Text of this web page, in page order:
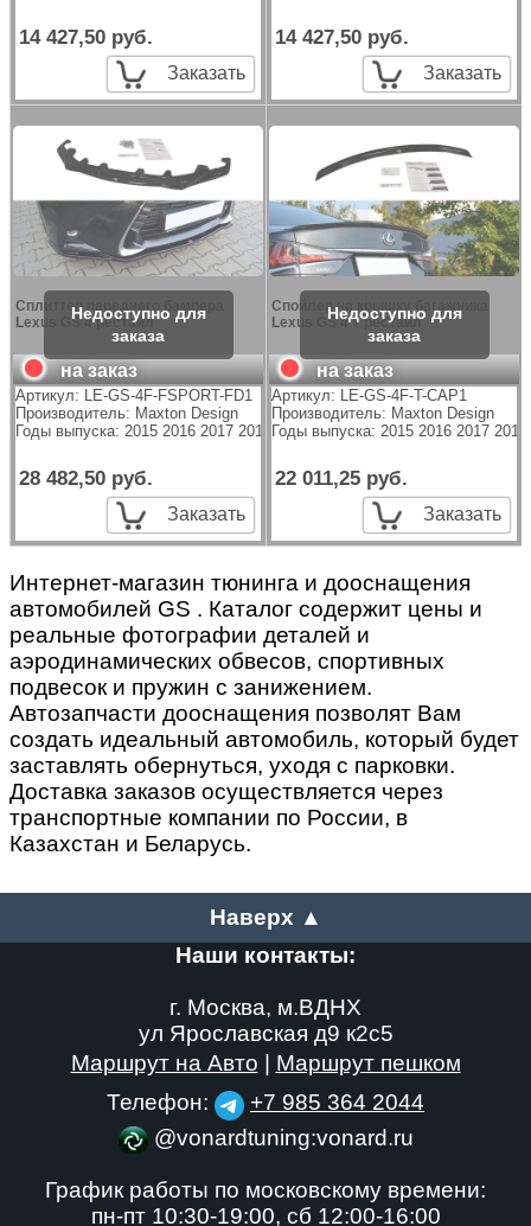
14 427,50 руб.
Заказать
14 427,50 руб.
Заказать
Сплиттер переднего бампера
Lexus GS 4 рестайл
на заказ
Артикул:
LE-GS-4F-FSPORT-FD1
Производитель: Maxton Design
Годы выпуска: 2015 2016 2017 2018 2019 2020
28 482,50 руб.
Заказать
Спойлер на крышку багажника
Lexus GS 4 Т рестайл
на заказ
Артикул:
LE-GS-4F-T-CAP1
Производитель: Maxton Design
Годы выпуска: 2015 2016 2017
22 011,25 руб.
Заказать
Интернет-магазин тюнинга и дооснащения
автомобилей GS . Каталог содержит цены и
реальные фотографии деталей и
аэродинамических обвесов, спортивных
подвесок и пружин с занижением.
Автозапчасти дооснащения позволят Вам
создать идеальный автомобиль, который будет
заставлять обернуться, уходя с парковки.
Доставка заказов осуществляется через
транспортные компании по России, в
Казахстан и Беларусь.
Наверх ▲
Наши контакты:
г. Москва, м.ВДНХ
ул Ярославская д9 к2с5
Маршрут на Авто | Маршрут пешком
Телефон:
+7 985 364 2044
@vonardtuning:vonard.ru
График работы по московскому времени:
пн-пт 10:30-19:00, сб 12:00-16:00